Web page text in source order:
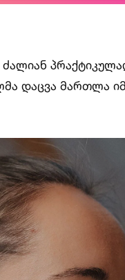
დაცვა მართლა